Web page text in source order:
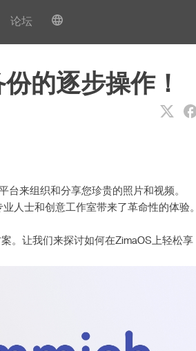
论坛
的逐步操作！
台来组织和分享您珍贵的照片和视频。
人士和创意工作室带来了革命性的体验。
。让我们来探讨如何在ZimaOS上轻松享